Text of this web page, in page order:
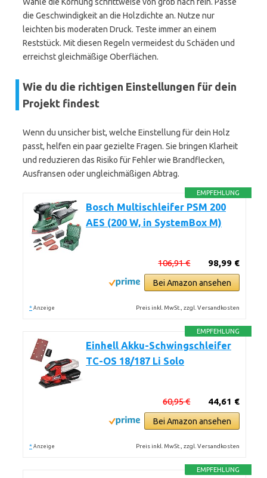
die Geschwindigkeit an die Holzdichte an. Nutze nur
leichten bis moderaten Druck. Teste immer an einem
Reststück. Mit diesen Regeln vermeidest du Schäden und
erreichst gleichmäßige Oberflächen.
Wie du die richtigen Einstellungen für dein
Projekt findest
Wenn du unsicher bist, welche Einstellung für dein Holz
passt, helfen ein paar gezielte Fragen. Sie bringen Klarheit
und reduzieren das Risiko für Fehler wie Brandflecken,
Ausfransen oder ungleichmäßigen Abtrag.
EMPFEHLUNG
Bosch Multischleifer PSM 200
AES (200 W, in SystemBox M)
98,99 €
106,91 €
Bei Amazon ansehen
* Anzeige Preis inkl. MwSt., zzgl. Versandkosten
EMPFEHLUNG
Einhell Akku-Schwingschleifer
TC-OS 18/187 Li Solo
44,61 €
60,95 €
Bei Amazon ansehen
* Anzeige Preis inkl. MwSt., zzgl. Versandkosten
EMPFEHLUNG